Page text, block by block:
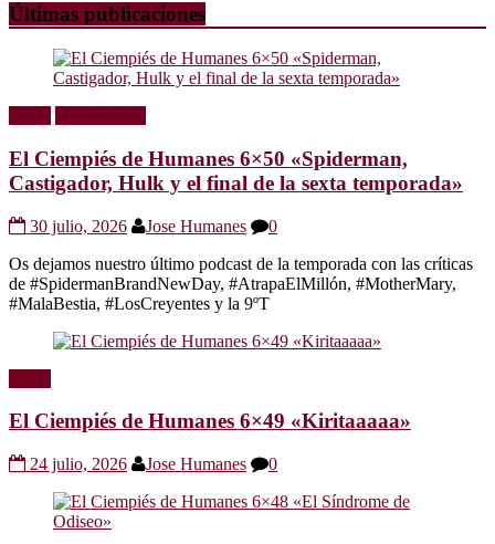
Últimas publicaciones
El Ciempiés de Humanes 6×50 «Spiderman,
Castigador, Hulk y el final de la sexta temporada»
30 julio, 2026 Jose Humanes
0
Os dejamos nuestro último podcast de la temporada con las críticas
de #SpidermanBrandNewDay, #AtrapaElMillón, #MotherMary,
#MalaBestia, #LosCreyentes y la 9ºT
El Ciempiés de Humanes 6×49 «Kiritaaaaa»
24 julio, 2026 Jose Humanes 0